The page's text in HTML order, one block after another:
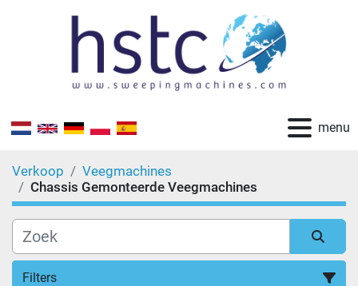
menu
Verkoop
Veegmachines
Chassis Gemonteerde Veegmachines
Filters